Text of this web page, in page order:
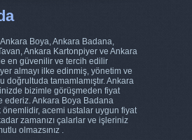
Boya, Ankara Badana,
Ankara Kartonpiyer ve Ankara
en güvenilir ve tercih edilir
almayı ilke edinmiş, yönetim ve
doğrultuda tamamlamıştır. Ankara
bizimle görüşmeden fiyat
ederiz. Ankara Boya Badana
acemi ustalar uygun fiyat
zamanızı çalarlar ve işleriniz
olmazsınız .